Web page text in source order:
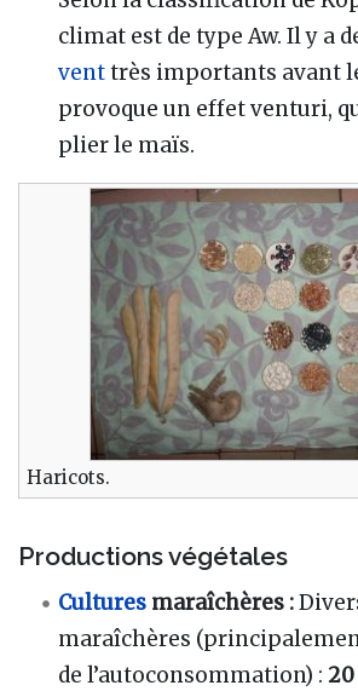
climat est de type Aw. Il y a
venttrès importants avant
provoque un effet venturi,
plier le maïs.
Haricots.
Productions végétales
Cultures maraîchères :
maraîchères
de l’autoconsommation) :